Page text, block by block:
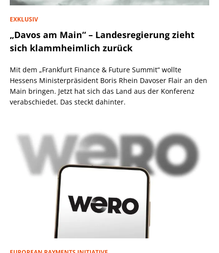
EXKLUSIV
„Davos am Main“ – Landesregierung zieht
sich klammheimlich zurück
Mit dem „Frankfurt Finance & Future Summit“ wollte
Hessens Ministerpräsident Boris Rhein Davoser Flair an den
Main bringen. Jetzt hat sich das Land aus der Konferenz
verabschiedet. Das steckt dahinter.